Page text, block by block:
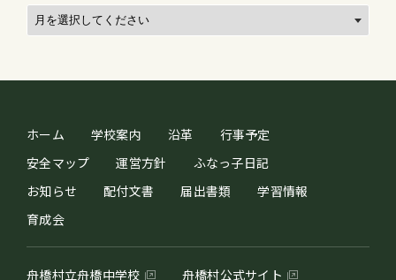
ホーム 学校案内 沿革
行事予定
安全マップ
運営方針
ふなっ子日記
お知らせ
配付文書 届出書類
学習情報
育成会
舟橋村立舟橋中学校 舟橋村公式サイト